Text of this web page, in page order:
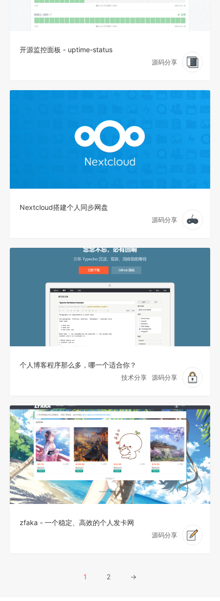
开源监控面板 - uptime-status
源码分享
Nextcloud搭建个人同步网盘
源码分享
个人博客程序那么多，哪一个适合你？
源码分享
技术分享
zfaka - 一个稳定、高效的个人发卡网
源码分享
1 2 →